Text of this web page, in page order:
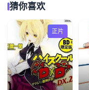
猜你喜欢
正片